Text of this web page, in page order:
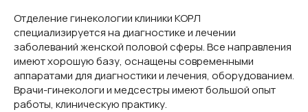
Отделение гинекологии клиники КОРЛ
специализируется на диагностике и лечении
заболеваний женской половой сферы. Все направления
имеют хорошую базу, оснащены современными
аппаратами для диагностики и лечения, оборудованием.
Врачи-гинекологи и медсестры имеют большой опыт
работы, клиническую практику.